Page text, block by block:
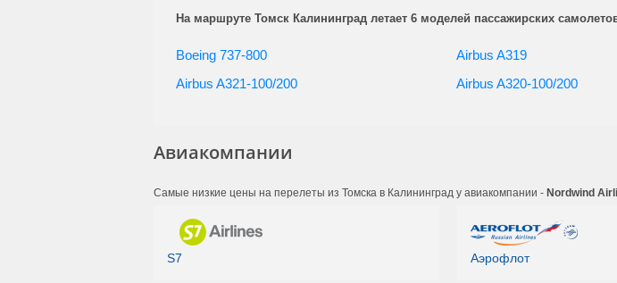
На маршруте Томск Калининград летает 6 моделей пассажирских
Boeing 737-800 Airbus A319
Airbus A321-100/200
Airbus A320-100/200
Авиакомпании
Самые низкие цены на перелеты из Томска в Калининград у авиакомпании - Nordwind
S7 Аэрофлот